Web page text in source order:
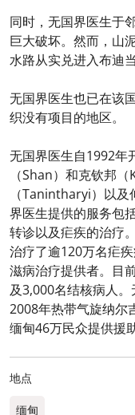
同时，无国界医生于
巨大破坏。然而，山
水路从实兑进入布迪
无国界医生也已在该
织没有项目的地区。
无国界医生自1992年
（Shan）和克钦邦
（Tanintharyi）以
界医生提供的服务包
转诊以及疟疾的治疗
治疗了逾120万名疟
滋病治疗提供者。目
及3,000名结核病人
2008年热带气旋纳尔
缅甸46万民众提供援助
地点
缅甸